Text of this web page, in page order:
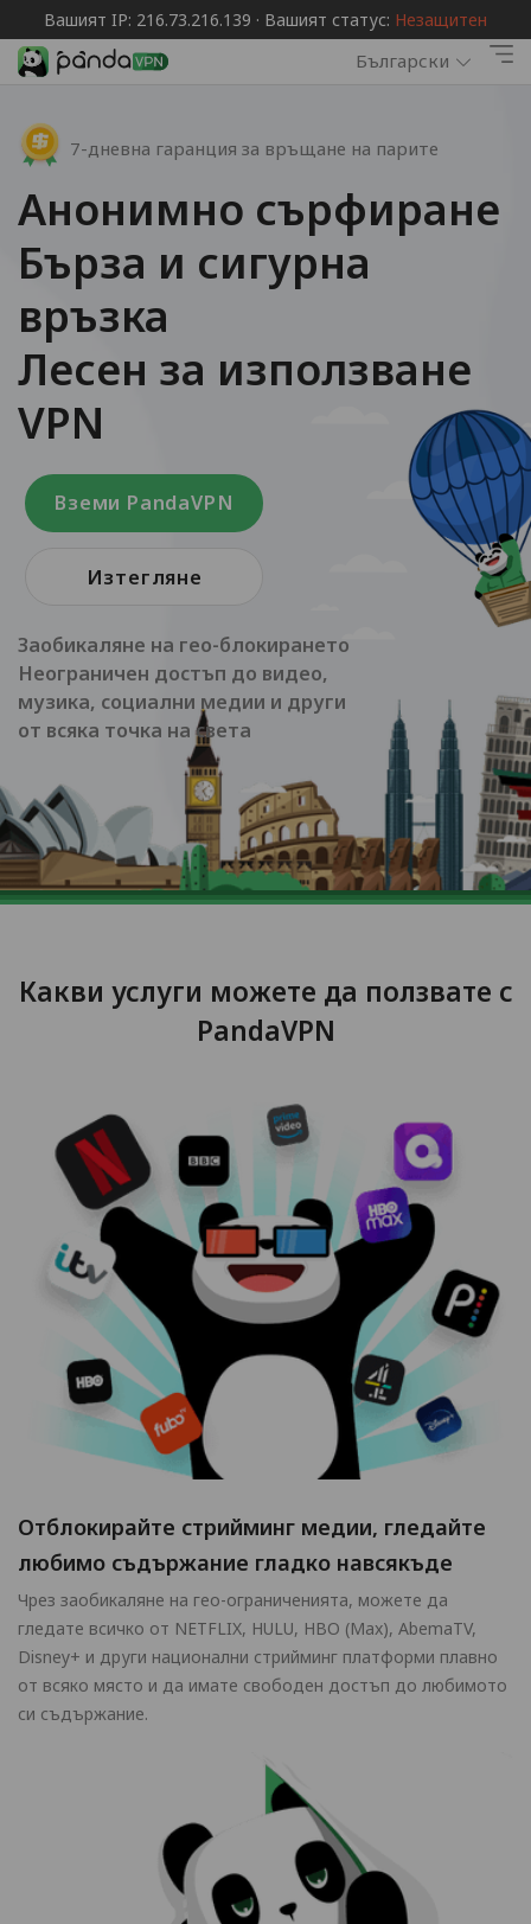
Вашият IP: 216.73.216.139 · Вашият статус: Незащитен
Български
7-дневна гаранция за връщане на парите
Анонимно сърфиране
Бърза и сигурна
връзка
Лесен за използване
VPN
Вземи PandaVPN
Изтегляне
Заобикаляне на гео-блокирането
Неограничен достъп до видео,
музика, социални медии и други
от всяка точка на света
Какви услуги можете да ползвате с
PandaVPN
Отблокирайте стрийминг медии, гледайте
любимо съдържание гладко навсякъде
Чрез заобикаляне на гео-ограниченията, можете да
гледате всичко от NETFLIX, HULU, HBO (Max), AbemaTV,
Disney+ и други национални стрийминг платформи плавно
от всяко място и да имате свободен достъп до любимото
си съдържание.